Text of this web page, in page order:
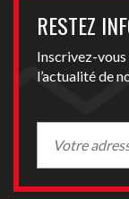
RESTEZ
Inscrivez-
l’actualité de